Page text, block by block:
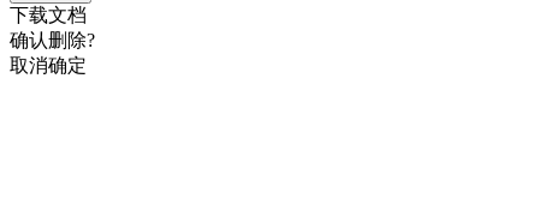
下载文档
确认删除?
取消确定